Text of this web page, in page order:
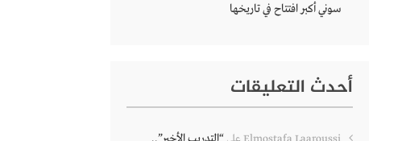
سوني أكبر افتتاح في تاريخها
أحدث التعليقات